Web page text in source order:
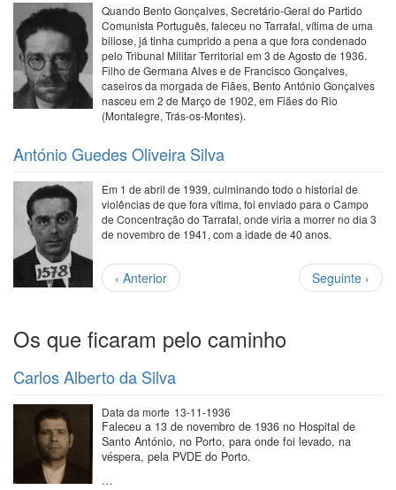
Quando Bento Gonçalves, Secretário-Geral do Partido
Comunista Português, faleceu no Tarrafal, vítima de uma
biliose, já tinha cumprido a pena a que fora condenado
pelo Tribunal Militar Territorial em 3 de Agosto de 1936.
Filho de Germana Alves e de Francisco Gonçalves,
caseiros da morgada de Fiães, Bento António Gonçalves
nasceu em 2 de Março de 1902, em Fiães do Rio
(Montalegre, Trás-os-Montes).
António Guedes Oliveira Silva
Em 1 de abril de 1939, culminando todo o historial de
violências de que fora vítima, foi enviado para o Campo
de Concentração do Tarrafal, onde viria a morrer no dia 3
de novembro de 1941, com a idade de 40 anos.
Paginação
Página
anterior
‹ Anterior
Próxima
página
Seguinte ›
Os que ficaram pelo caminho
Carlos Alberto da Silva
Data da morte 13-11-1936
Faleceu a 13 de novembro de 1936 no Hospital de
Santo António, no Porto, para onde foi levado, na
véspera, pela PVDE do Porto.
…